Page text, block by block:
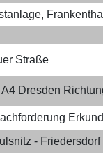
Frankenthal
Straße
Dresden
- Friedersdorf​